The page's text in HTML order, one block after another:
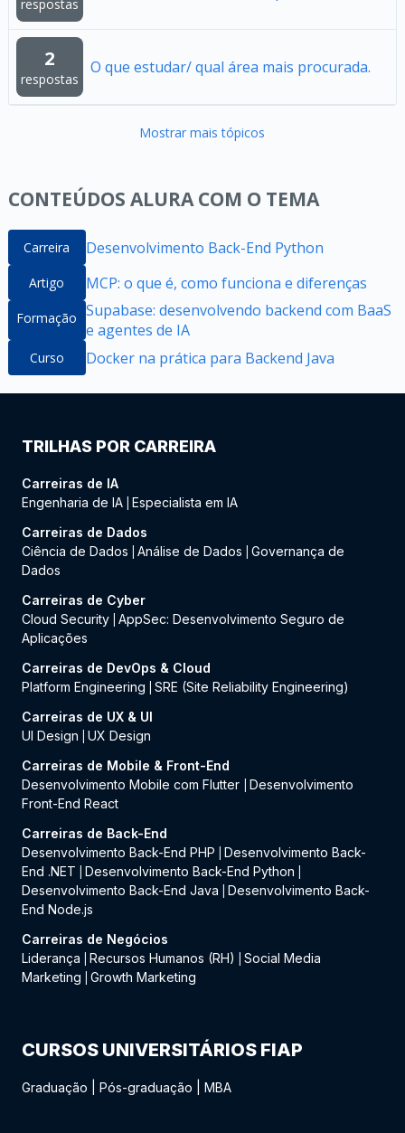
respostas
2
respostas
O que estudar/ qual área mais procurada.
Mostrar mais tópicos
CONTEÚDOS ALURA COM O TEMA
Carreira Desenvolvimento Back-End Python
Artigo MCP: o que é, como funciona e diferenças
Formação Supabase: desenvolvendo backend com BaaS
e agentes de IA
Curso Docker na prática para Backend Java
TRILHAS POR CARREIRA
Carreiras de IA
Engenharia de IA Especialista em IA
Carreiras de Dados
Ciência de Dados
Análise de Dados
Governança de
Dados
Carreiras de Cyber
Cloud Security AppSec: Desenvolvimento Seguro de
Aplicações
Carreiras de DevOps & Cloud
Platform Engineering
SRE (Site Reliability Engineering)
Carreiras de UX & UI
UI Design
UX Design
Carreiras de Mobile & Front-End
Desenvolvimento Mobile com Flutter
Desenvolvimento
Front-End React
Carreiras de Back-End
Desenvolvimento Back-End PHP
Desenvolvimento Back-
End .NET
Desenvolvimento Back-End Python
Desenvolvimento Back-End Java
Desenvolvimento Back-
End Node.js
Carreiras de Negócios
Liderança
Recursos Humanos (RH)
Social Media
Marketing
Growth Marketing
CURSOS UNIVERSITÁRIOS FIAP
Graduação Pós-graduação MBA